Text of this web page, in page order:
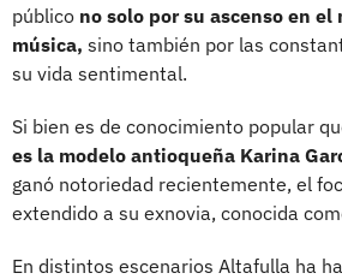
público no solo por su ascenso en
música, sino también por las
su vida sentimental.
Si bien es de conocimiento popular
es la modelo antioqueña Karina
ganó notoriedad recientemente, el
extendido a su exnovia, conocida
En distintos escenarios Altafulla ha